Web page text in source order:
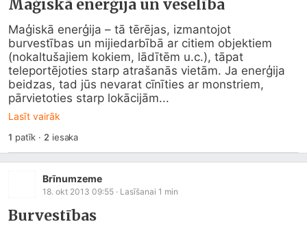
Maģiskā enerģija un veselība
Maģiskā enerģija – tā tērējas, izmantojot
burvestības un mijiedarbībā ar citiem objektiem
(nokaltušajiem kokiem, lādītēm u.c.), tāpat
teleportējoties starp atrašanās vietām. Ja enerģija
beidzas, tad jūs nevarat cīnīties ar monstriem,
pārvietoties starp lokācijām...
Lasīt vairāk
1 patīk · 2 iesaka
Brīnumzeme
18. okt 2013 09:55 · Lasīšanai 1 min
Burvestības